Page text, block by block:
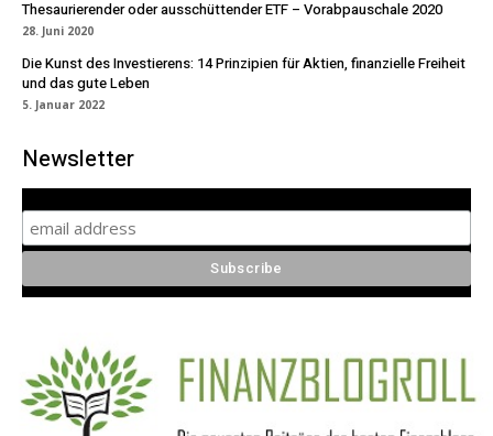
Thesaurierender oder ausschüttender ETF – Vorabpauschale 2020
28. Juni 2020
Die Kunst des Investierens: 14 Prinzipien für Aktien, finanzielle Freiheit
und das gute Leben
5. Januar 2022
Newsletter